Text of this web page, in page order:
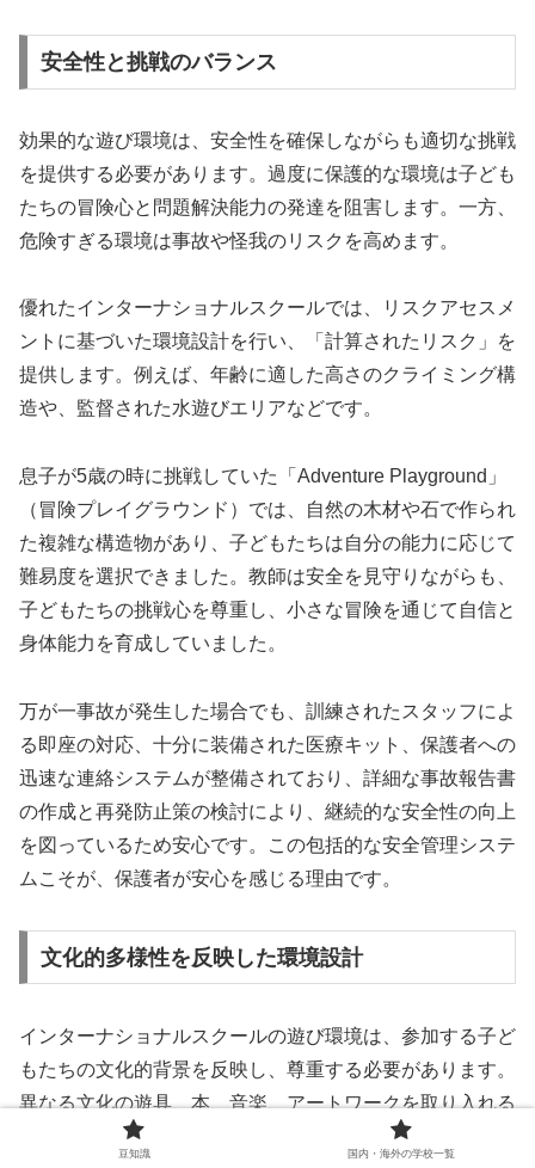
安全性と挑戦のバランス
効果的な遊び環境は、安全性を確保しながらも適切な挑戦
を提供する必要があります。過度に保護的な環境は子ども
たちの冒険心と問題解決能力の発達を阻害します。一方、
危険すぎる環境は事故や怪我のリスクを高めます。
優れたインターナショナルスクールでは、リスクアセスメ
ントに基づいた環境設計を行い、「計算されたリスク」を
提供します。例えば、年齢に適した高さのクライミング構
造や、監督された水遊びエリアなどです。
息子が5歳の時に挑戦していた「Adventure Playground」
（冒険プレイグラウンド）では、自然の木材や石で作られ
た複雑な構造物があり、子どもたちは自分の能力に応じて
難易度を選択できました。教師は安全を見守りながらも、
子どもたちの挑戦心を尊重し、小さな冒険を通じて自信と
身体能力を育成していました。
万が一事故が発生した場合でも、訓練されたスタッフによ
る即座の対応、十分に装備された医療キット、保護者への
迅速な連絡システムが整備されており、詳細な事故報告書
の作成と再発防止策の検討により、継続的な安全性の向上
を図っているため安心です。この包括的な安全管理システ
ムこそが、保護者が安心を感じる理由です。
文化的多様性を反映した環境設計
インターナショナルスクールの遊び環境は、参加する子ど
もたちの文化的背景を反映し、尊重する必要があります。
異なる文化の遊具、本、音楽、アートワークを取り入れる
ことで、子どもたちは自分自身のアイデンティティを大切
豆知識 国内・海外の学校一覧